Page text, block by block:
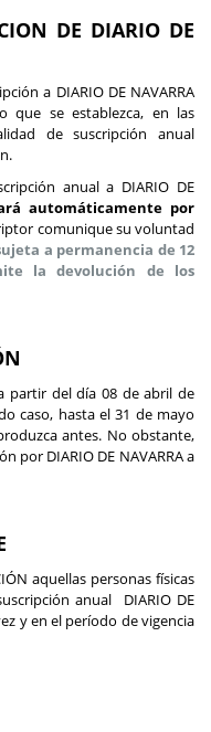
DE DIARIO DE
a DIARIO DE NAVARRA
que se establezca, en las
de suscripción anual
anual a DIARIO DE
automáticamente por
comunique su voluntad
a permanencia de 12
la devolución de los
partir del día 08 de abril de
caso, hasta el 31 de mayo
antes. No obstante,
por DIARIO DE NAVARRA a
aquellas personas físicas
anual DIARIO DE
y en el período de vigencia